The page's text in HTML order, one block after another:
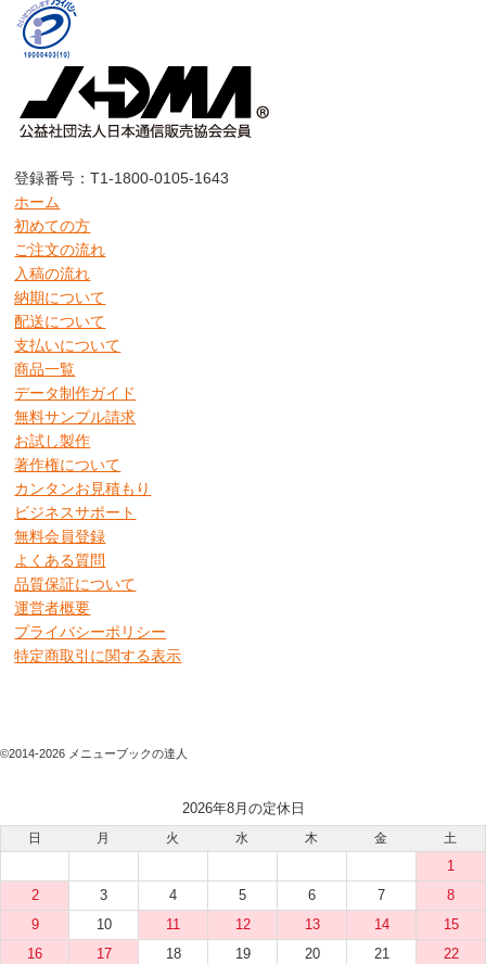
登録番号：T1-1800-0105-1643
ホーム
初めての方
ご注文の流れ
入稿の流れ
納期について
配送について
支払いについて
商品一覧
データ制作ガイド
無料サンプル請求
お試し製作
著作権について
カンタンお見積もり
ビジネスサポート
無料会員登録
よくある質問
品質保証について
運営者概要
プライバシーポリシー
特定商取引に関する表示
©2014-2026 メニューブックの達人
2026年8月の定休日
日 月 火 水 木 金 土
1
2
3 4 5 6 7
8
9
10 11 12 13 14
15
16
17 18 19 20 21 22